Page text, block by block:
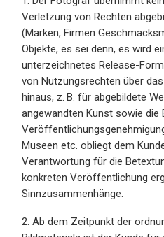
Verletzung von Rechten
(Marken, Firmen
Objekte, es sei denn, es wird
unterzeichnetes Release-
von Nutzungsrechten über
hinaus, z. B. für abgebildete
angewandten Kunst sowie die
Museen etc. obliegt dem
Verantwortung für die
konkreten Veröffentlichung
Sinnzusammenhänge.
2. Ab dem Zeitpunkt der